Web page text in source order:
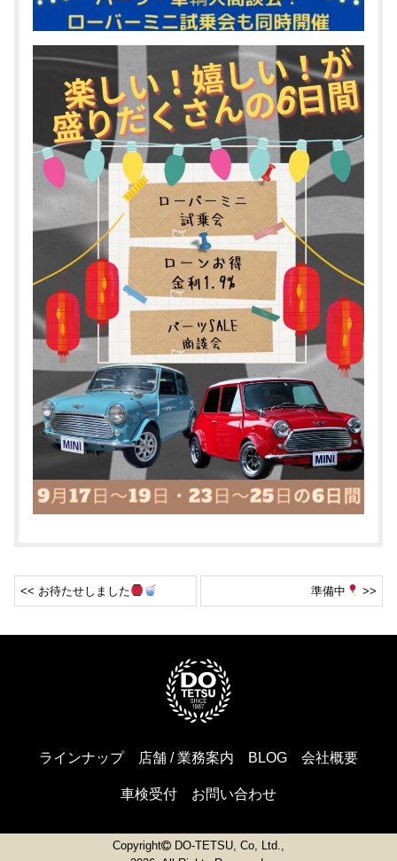
<< お待たせしました 準備中 >>
ラインナップ 店舗 / 業務案内 BLOG 会社概要
車検受付 お問い合わせ
Copyright
DO-TETSU, Co, Ltd.,